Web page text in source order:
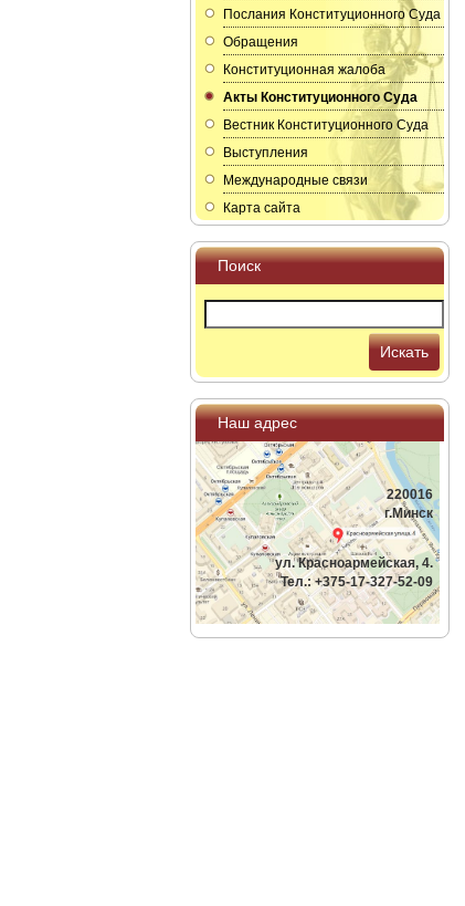
Послания Конституционного Суда
Обращения
Конституционная жалоба
Акты Конституционного Суда
Вестник Конституционного Суда
Выступления
Международные связи
Карта сайта
Поиск
Искать
Наш адрес
220016
г.Минск
ул. Красноармейская, 4.
Тел.: +375-17-327-52-09